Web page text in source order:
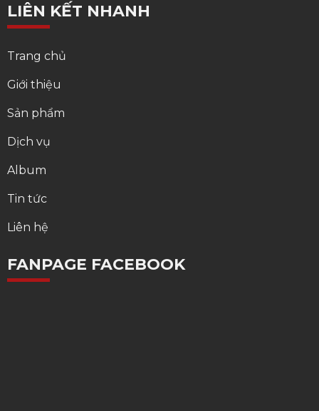
LIÊN KẾT NHANH
Trang chủ
Giới thiệu
Sản phẩm
Dịch vụ
Album
Tin tức
Liên hệ
FANPAGE FACEBOOK